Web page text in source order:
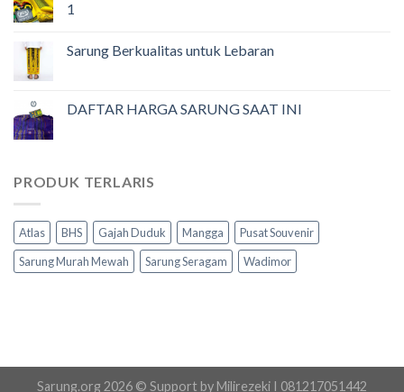
1
Sarung Berkualitas untuk Lebaran
DAFTAR HARGA SARUNG SAAT INI
PRODUK TERLARIS
Atlas BHS Gajah Duduk Mangga
Pusat Souvenir
Sarung Murah Mewah
Sarung Seragam Wadimor
Sarung.org 2026 © Support by Milirezeki I 081217051442